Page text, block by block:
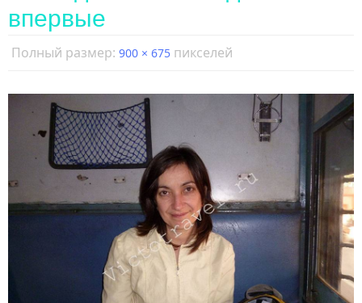
впервые
Полный размер: 900 × 675 пикселей